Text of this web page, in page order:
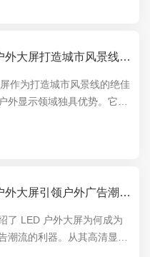
通州LED户外大屏打造城市风景线的绝佳选择
作为打造城市风景线的绝佳
外显示领域独具优势。它能
画面点亮城市夜晚，成为城
通州LED户外大屏引领户外广告潮流的利器
了 LED 户外大屏为何成为
潮流的利器。从其高清显
、节能环保等特点，到在城